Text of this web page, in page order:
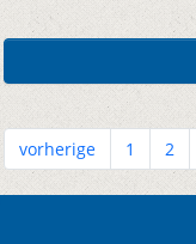
vorherige 1 2